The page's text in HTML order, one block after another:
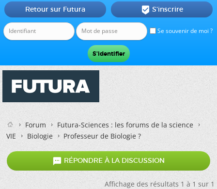
Se souvenir de moi ?
Retour sur Futura  S'inscrire
Forum
Futura-Sciences : les forums de la science
VIE
Biologie Professeur de Biologie ?
 RÉPONDRE À LA DISCUSSION
Affichage des résultats 1 à 1 sur 1